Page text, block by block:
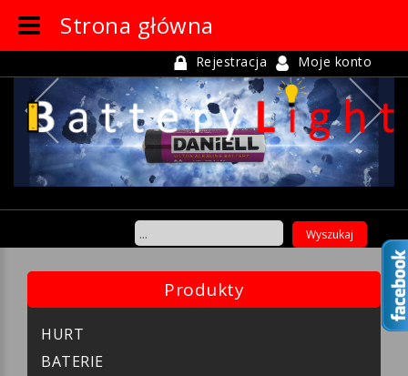
Rejestracja Moje konto
Previous
Produkty
HURT
BATERIE
Strona główna